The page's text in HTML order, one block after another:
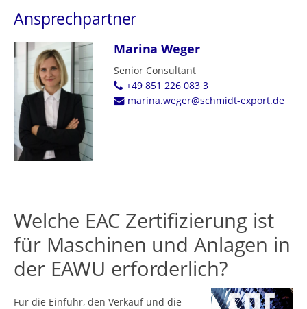
Ansprechpartner
Marina Weger
Senior Consultant
+49 851 226 083 3
marina.weger@schmidt-export.de
Welche EAC Zertifizierung ist
für Maschinen und Anlagen in
der EAWU erforderlich?
Für die Einfuhr, den Verkauf und die